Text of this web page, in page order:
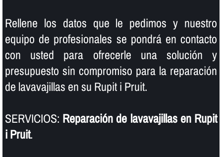
Rellene los datos que le pedimos y nuestro
equipo de profesionales se pondrá en contacto
con usted para ofrecerle una solución y
presupuesto sin compromiso para la reparación
de lavavajillas en su Rupit i Pruit.
SERVICIOS: Reparación de lavavajillas en Rupit
i Pruit.